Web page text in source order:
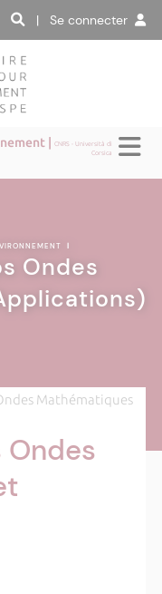
| Se connecter
|CNRS - Università di
Corsica
|
Ondes
Mathématiques
Ondes